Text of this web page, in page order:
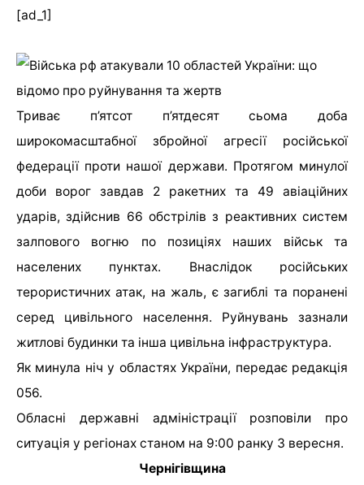
[ad_1]
Триває п’ятсот п’ятдесят сьома доба
широкомасштабної збройної агресії російської
федерації проти нашої держави. Протягом минулої
доби ворог завдав 2 ракетних та 49 авіаційних
ударів, здійснив 66 обстрілів з реактивних систем
залпового вогню по позиціях наших військ та
населених пунктах. Внаслідок російських
терористичних атак, на жаль, є загиблі та поранені
серед цивільного населення. Руйнувань зазнали
житлові будинки та інша цивільна інфраструктура.
Як минула ніч у областях України, передає редакція
056.
Обласні державні адміністрації розповіли про
ситуація у регіонах станом на 9:00 ранку 3 вересня.
Чернігівщина